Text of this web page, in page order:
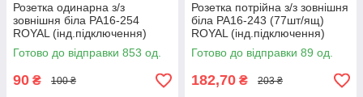
Розетка одинарна з/з
зовнішня біла РА16-254
ROYAL (інд.підключення)
(192шт/ящ) (19958)*
Готово до відправки 853 од.
90 ₴ 100 ₴
Розетка потрійна з/з зовнішня
біла РА16-243 (77шт/ящ)
ROYAL (інд.підключення)
(19962)*
Готово до відправки 89 од.
182,70 ₴ 203 ₴